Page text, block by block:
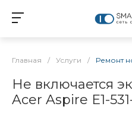
Главная / Услуги / Ремонт
Не включается
Acer Aspire E1-